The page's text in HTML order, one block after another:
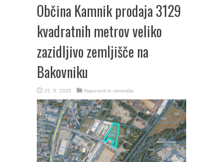
Občina Kamnik prodaja 3129
kvadratnih metrov veliko
zazidljivo zemljišče na
Bakovniku
22. 5. 2020 Napovedi in obvestila